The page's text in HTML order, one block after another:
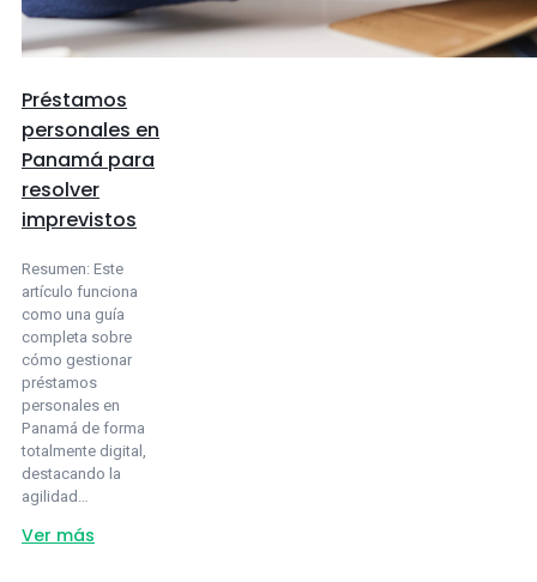
Préstamos
personales en
Panamá para
resolver
imprevistos
Resumen: Este
artículo funciona
como una guía
completa sobre
cómo gestionar
préstamos
personales en
Panamá de forma
totalmente digital,
destacando la
agilidad…
Ver más